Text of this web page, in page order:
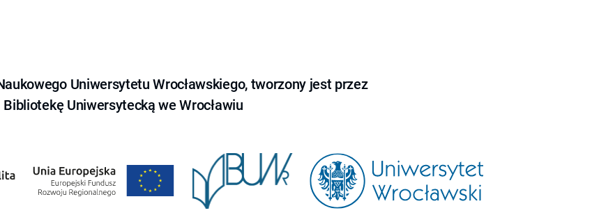
Uniwersytetu Wrocławskiego, tworzony jest przez
Bibliotekę Uniwersytecką we Wrocławiu